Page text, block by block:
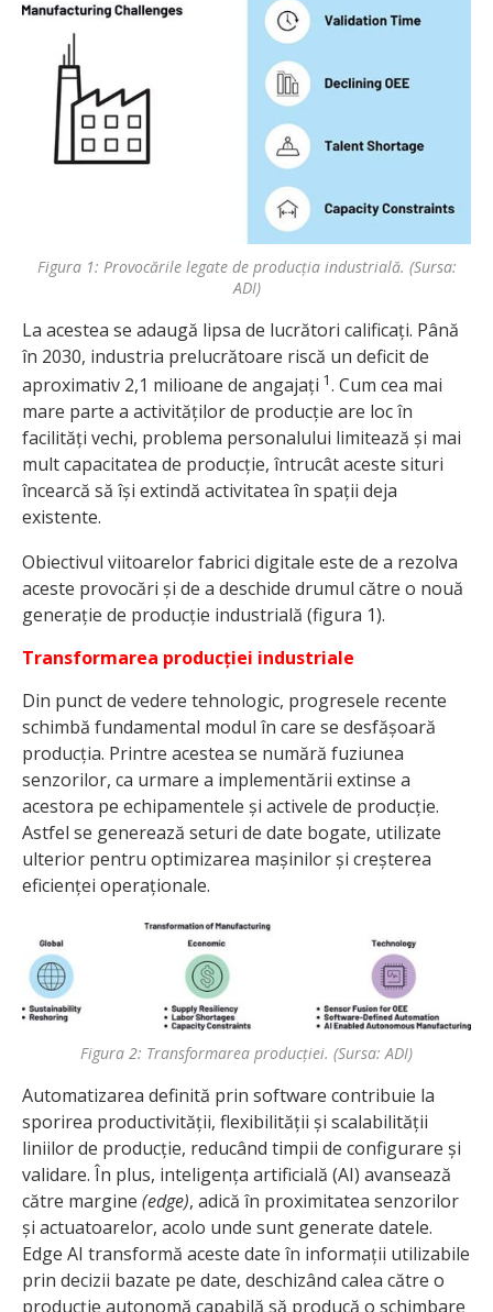
Figura 1: Provocările legate de producția industrială. (Sursa:
ADI)
La acestea se adaugă lipsa de lucrători calificați. Până
în 2030, industria prelucrătoare riscă un deficit de
aproximativ 2,1 milioane de angajați 1. Cum cea mai
mare parte a activităților de producție are loc în
facilități vechi, problema personalului limitează și mai
mult capacitatea de producție, întrucât aceste situri
încearcă să își extindă activitatea în spații deja
existente.
Obiectivul viitoarelor fabrici digitale este de a rezolva
aceste provocări și de a deschide drumul către o nouă
generație de producție industrială (figura 1).
Transformarea producției industriale
Din punct de vedere tehnologic, progresele recente
schimbă fundamental modul în care se desfășoară
producția. Printre acestea se numără fuziunea
senzorilor, ca urmare a implementării extinse a
acestora pe echipamentele și activele de producție.
Astfel se generează seturi de date bogate, utilizate
ulterior pentru optimizarea mașinilor și creșterea
eficienței operaționale.
Figura 2: Transformarea producției. (Sursa: ADI)
Automatizarea definită prin software contribuie la
sporirea productivității, flexibilității și scalabilității
liniilor de producție, reducând timpii de configurare și
validare. În plus, inteligența artificială (AI) avansează
către margine (edge), adică în proximitatea senzorilor
și actuatoarelor, acolo unde sunt generate datele.
Edge AI transformă aceste date în informații utilizabile
prin decizii bazate pe date, deschizând calea către o
producție autonomă capabilă să producă o schimbare